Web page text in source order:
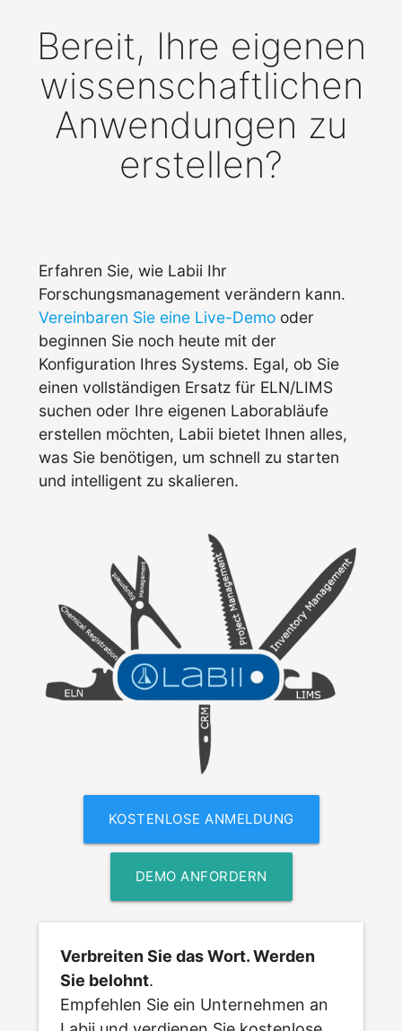
Bereit, Ihre eigenen
wissenschaftlichen
Anwendungen zu
erstellen?
Erfahren Sie, wie Labii Ihr
Forschungsmanagement verändern kann.
Vereinbaren Sie eine Live-Demo oder
beginnen Sie noch heute mit der
Konfiguration Ihres Systems. Egal, ob Sie
einen vollständigen Ersatz für ELN/LIMS
suchen oder Ihre eigenen Laborabläufe
erstellen möchten, Labii bietet Ihnen alles,
was Sie benötigen, um schnell zu starten
und intelligent zu skalieren.
KOSTENLOSE ANMELDUNG
DEMO ANFORDERN
Verbreiten Sie das Wort. Werden
Sie belohnt.
Empfehlen Sie ein Unternehmen an